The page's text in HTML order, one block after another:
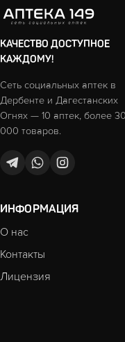
КАЧЕСТВО ДОСТУПНОЕ
КАЖДОМУ!
Сеть социальных аптек в
Дербенте и Дагестанских
Огнях — 10 аптек, более 30
000 товаров.
ИНФОРМАЦИЯ
О нас
Контакты
Лицензия